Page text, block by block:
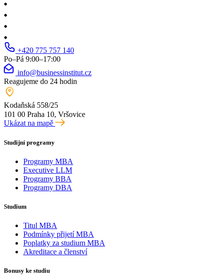
+420 775 757 140
Po–Pá 9:00–17:00
info@businessinstitut.cz
Reagujeme do 24 hodin
Kodaňská 558/25
101 00 Praha 10, Vršovice
Ukázat na mapě
Studijní programy
Programy MBA
Executive LLM
Programy BBA
Programy DBA
Studium
Titul MBA
Podmínky přijetí MBA
Poplatky za studium MBA
Akreditace a členství
Bonusy ke studiu